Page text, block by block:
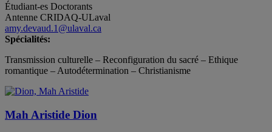
Étudiant-es Doctorants
Antenne CRIDAQ-ULaval
amy.devaud.1@ulaval.ca
Spécialités:
Transmission culturelle – Reconfiguration du sacré – Ethique
romantique – Autodétermination – Christianisme
Mah Aristide Dion